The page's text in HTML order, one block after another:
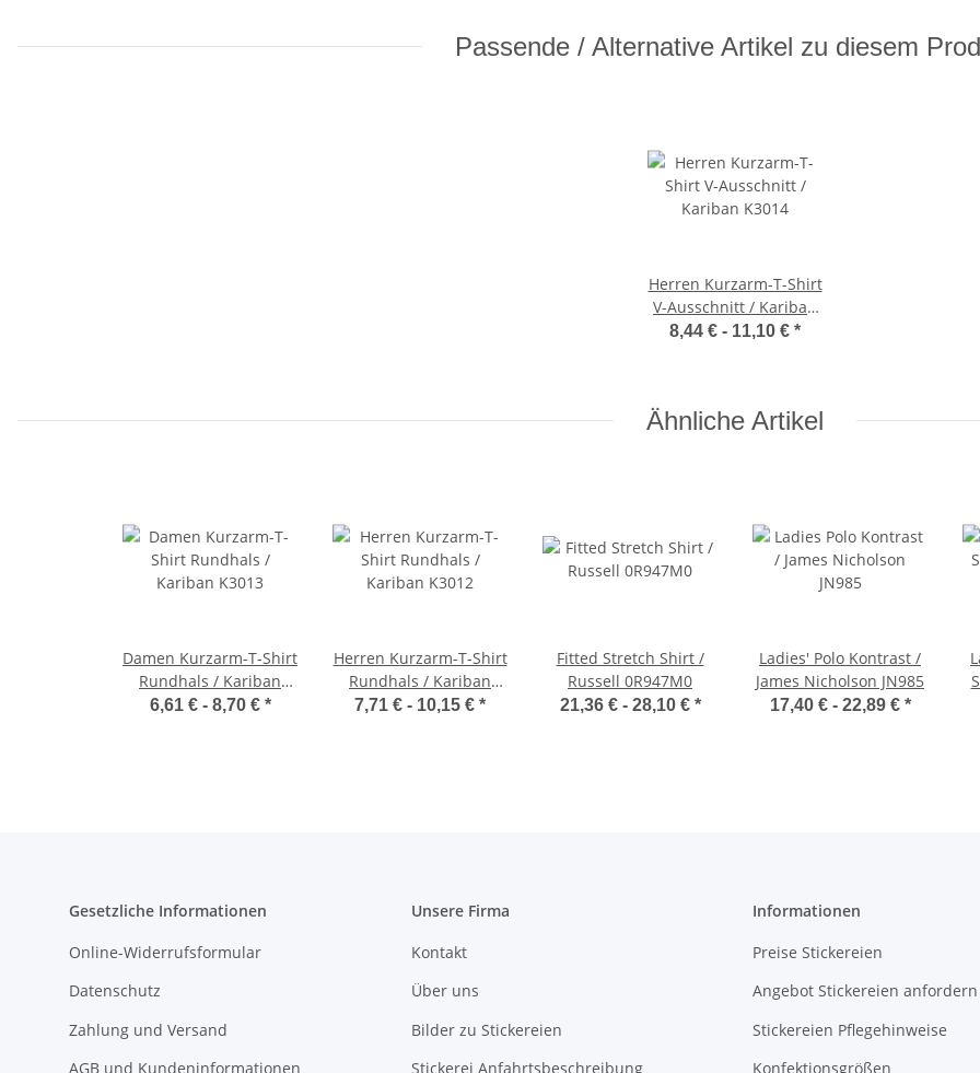
Passende / Alternative Artikel zu diesem
Herren Kurzarm-T-Shirt
V-Ausschnitt / Kariban
K3014
8,44 € - 11,10 € *
Ähnliche Artikel
Damen Kurzarm-T-Shirt
Rundhals / Kariban
K3013
6,61 € - 8,70 € *
Herren Kurzarm-T-Shirt
Rundhals / Kariban
K3012
7,71 € - 10,15 € *
Fitted Stretch Shirt /
Russell 0R947M0
21,36 € - 28,10 € *
Ladies' Polo Kontrast /
James Nicholson JN985
17,40 € - 22,89 € *
Gesetzliche Informationen
Online-Widerrufsformular
Datenschutz
Zahlung und Versand
AGB und Kundeninformationen
Unsere Firma
Kontakt
Über uns
Bilder zu Stickereien
Stickerei Anfahrtsbeschreibung
Informationen
Preise Stickereien
Angebot Stickereien anfordern
Stickereien Pflegehinweise
Konfektionsgrößen